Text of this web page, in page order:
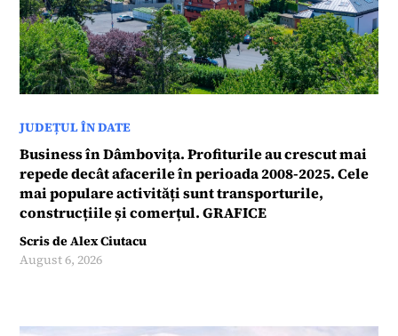
JUDEȚUL ÎN DATE
Business în Dâmbovița. Profiturile au crescut mai
repede decât afacerile în perioada 2008-2025. Cele
mai populare activități sunt transporturile,
construcțiile și comerțul. GRAFICE
Scris deAlex Ciutacu
August 6, 2026